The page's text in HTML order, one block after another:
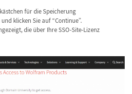
für die Speicherung
klicken Sie auf “Continue”.
die über Ihre SSO-Site-Lizenz